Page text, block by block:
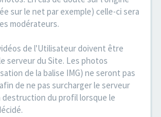
sur le net par exemple) celle-ci sera
modérateurs.
de l'Utilisateur doivent être
serveur du Site. Les photos
de la balise IMG) ne seront pas
de ne pas surcharger le serveur
du profil lorsque le